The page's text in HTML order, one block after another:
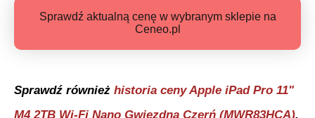
Sprawdź aktualną cenę w wybranym sklepie na
Ceneo.pl
Sprawdź również historia cenyApple iPad Pro 11"
M4 2TB Wi-Fi Nano Gwiezdna Czerń (MWR83HCA).